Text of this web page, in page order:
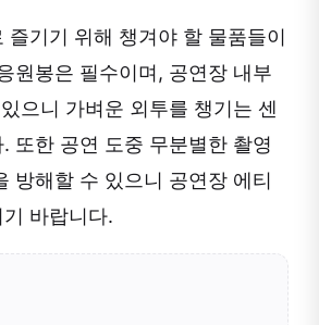
즐기기 위해 챙겨야 할 물품들이
원봉은 필수이며, 공연장 내부
으니 가벼운 외투를 챙기는 센
또한 공연 도중 무분별한 촬영
방해할 수 있으니 공연장 에티
바랍니다.